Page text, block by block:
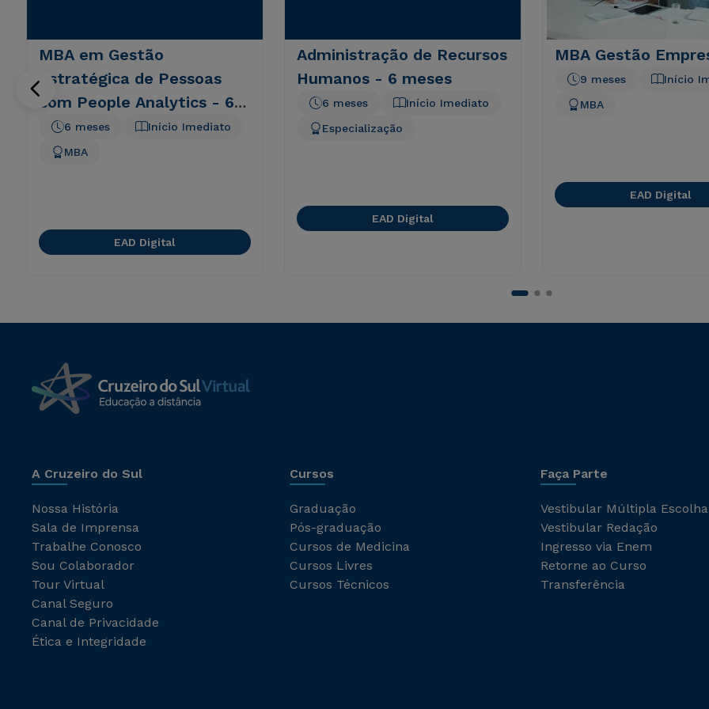
MBA em Gestão
Estratégica de Pessoas
com People Analytics - 6
meses
Início Imediato
6 meses
MBA
EAD Digital
Administração de Recursos
Humanos - 6 meses
Início Imediato
6 meses
Especialização
EAD Digital
MBA Gestão
Início
9 meses
MBA
EAD Digital
A Cruzeiro do Sul
Nossa História
Sala de Imprensa
Trabalhe Conosco
Sou Colaborador
Tour Virtual
Canal Seguro
Canal de Privacidade
Ética e Integridade
Cursos
Graduação
Pós-graduação
Cursos de Medicina
Cursos Livres
Cursos Técnicos
Faça Parte
Vestibular Múltipla Escolha
Vestibular Redação
Ingresso via Enem
Retorne ao Curso
Transferência